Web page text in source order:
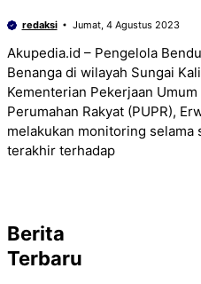
redaksi Jumat, 4 Agustus 2023
Akupedia.id – Pengelola
Benanga di wilayah Sungai
Kementerian Pekerjaan Umum
Perumahan Rakyat (PUPR),
melakukan monitoring selama
terakhir terhadap
Berita
Terbaru